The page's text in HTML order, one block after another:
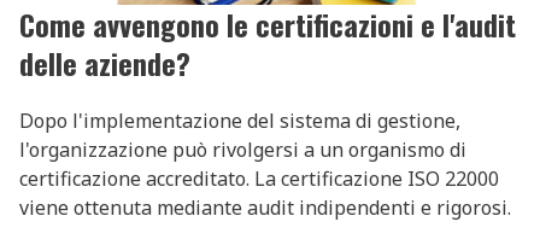
Come avvengono le certificazioni e l'audit
delle aziende?
Dopo l'implementazione del sistema di gestione,
l'organizzazione può rivolgersi a un organismo di
certificazione accreditato. La certificazione ISO 22000
viene ottenuta mediante audit indipendenti e rigorosi.